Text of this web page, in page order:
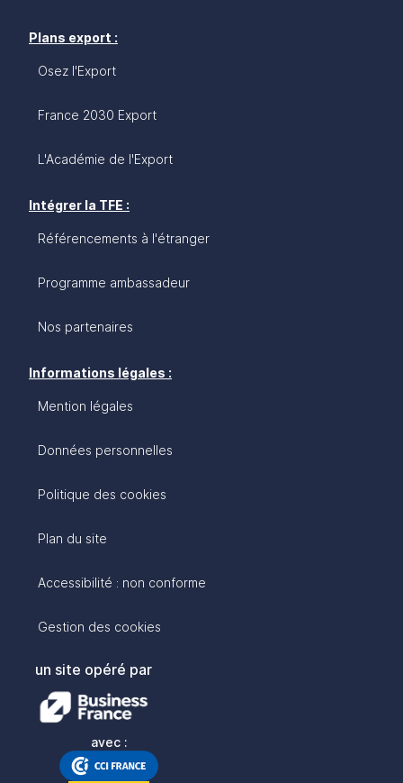
Plans export :
Osez l'Export
France 2030 Export
L'Académie de l'Export
Intégrer la TFE :
Référencements à l'étranger
Programme ambassadeur
Nos partenaires
Informations légales :
Mention légales
Données personnelles
Politique des cookies
Plan du site
Accessibilité : non conforme
Gestion des cookies
un site opéré par
avec :